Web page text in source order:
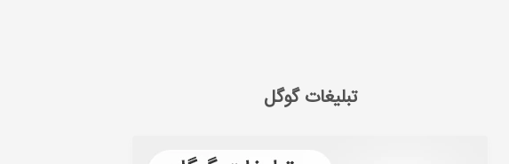
تبلیغات گوگل